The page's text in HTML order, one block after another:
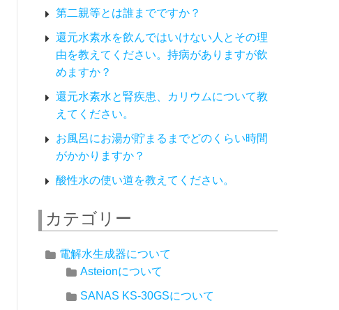
第二親等とは誰までですか？
還元水素水を飲んではいけない人とその理
由を教えてください。持病がありますが飲
めますか？
還元水素水と腎疾患、カリウムについて教
えてください。
お風呂にお湯が貯まるまでどのくらい時間
がかかりますか？
酸性水の使い道を教えてください。
カテゴリー
電解水生成器について
Asteionについて
SANAS KS-30GSについて